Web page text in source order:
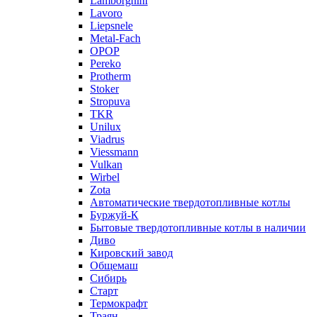
Lavoro
Liepsnele
Metal-Fach
OPOP
Pereko
Protherm
Stoker
Stropuva
TKR
Unilux
Viadrus
Viessmann
Vulkan
Wirbel
Zota
Автоматические твердотопливные котлы
Буржуй-К
Бытовые твердотопливные котлы в наличии
Диво
Кировский завод
Общемаш
Сибирь
Старт
Термокрафт